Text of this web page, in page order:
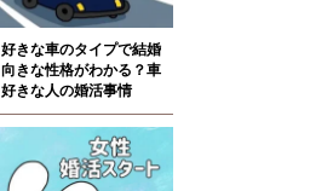
好きな車のタイプで結婚
向きな性格がわかる？車
好きな人の婚活事情